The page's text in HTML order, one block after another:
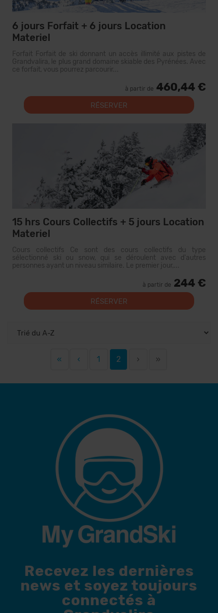
6 jours Forfait + 6 jours Location
Materiel
Forfait Forfait de ski donnant un accès illimité aux pistes de
Grandvalira, le plus grand domaine skiable des Pyrénées. Avec
ce forfait, vous pourrez parcourir...
à partir de 460,44 €
RÉSERVER
15 hrs Cours Collectifs + 5 jours Location
Materiel
Cours collectifs Ce sont des cours collectifs du type
sélectionné ski ou snow, qui se déroulent avec d'autres
personnes ayant un niveau similaire. Le premier jour,...
à partir de 244 €
RÉSERVER
« ‹ 1 2 › »
Recevez les dernières
news et soyez toujours
connectés à